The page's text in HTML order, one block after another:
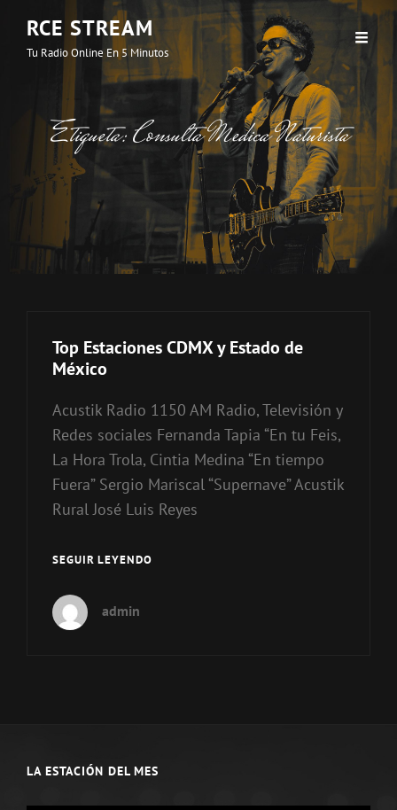
RCE STREAM
Tu Radio Online En 5 Minutos
Etiqueta:Consulta Medica Naturista
Top Estaciones CDMX y Estado de
México
Acustik Radio 1150 AM Radio, Televisión y
Redes sociales Fernanda Tapia “En tu Feis,
La Hora Trola, Cintia Medina “En tiempo
Fuera” Sergio Mariscal “Supernave” Acustik
Rural José Luis Reyes
SEGUIR LEYENDOTOP
admin
LA ESTACIÓN DEL MES